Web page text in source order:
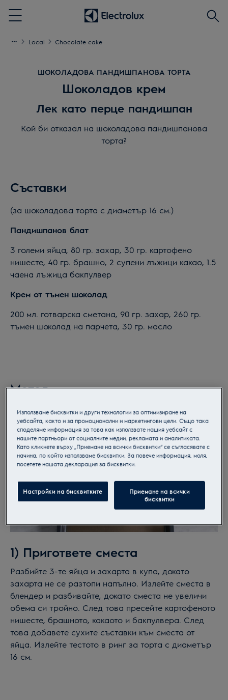
Menu
Local Chocolate cake
ШОКОЛАДОВА ПАНДИШПАНОВА ТОРТА
Шоколадов крем
Лек като перце пандишпан
Кой би отказал на шоколадова пандишпанова
торта?
Съставки
(за шоколадова торта с диаметър 16 см.)
Пандишпанов блат
3 големи яйца, 80 гр. захар, 30 гр. картофено
нишесте, 40 гр. брашно, 2 супени лъжици какао, 1.5
чаена лъжица бакпулвер
Крем от тъмен шоколад
200 мл. готварска сметана, 90 гр. захар, 260 гр.
тъмен шоколад на парчета, 30 гр. масло
Метод
1) Пригответе сместа
Разбийте 3-те яйца и захарта в купа, докато
захарта не се разтопи напълно. Излейте сместа в
блендер и разбивайте, докато сместа не увеличи
обема си тройно. След това пресейте картофеното
нишесте, брашното, какаото и бакпулвера. След
това добавете сухите съставки към сместа от
яйца. Излейте тестото в ринг за торта с диаметър
16 см.
Използваме бисквитки и други технологии за оптимизиране на
уебсайта, както и за промоционални и маркетингови цели. Също така
споделяме информация за това как използвате нашия уебсайт с
нашите партньори от социалните медии, рекламата и аналитиката.
Като кликнете върху „Приемане на всички бисквитки“ се съгласявате с
начина, по който използваме бисквитки. За повече информация, моля,
посетете нашата декларация за бисквитки.
Настройки на бисквитките
Приемане на всички
бисквитки